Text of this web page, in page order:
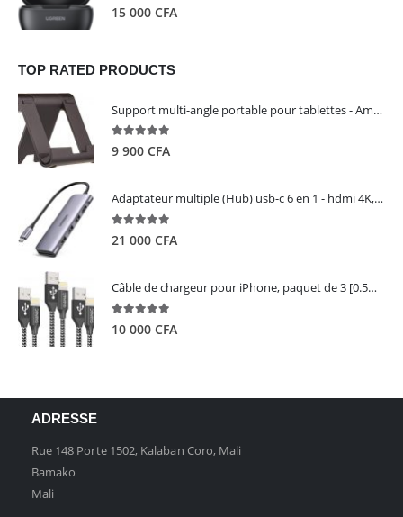
0 out of 5
15 000 CFA
TOP RATED PRODUCTS
Support multi-angle portable pour tablettes - Amazon Basics
5.00out of 5
9 900 CFA
Adaptateur multiple (Hub) usb-c 6 en 1 - hdmi 4K, 3 ports USB 3.0 et lecteur de carte sd tf - UGREEN
5.00out of 5
21 000 CFA
Câble de chargeur pour iPhone, paquet de 3 [0.5M 1M 2M] - GIANAC
10 000 CFA
ADRESSE
Rue 148 Porte 1502, Kalaban Coro, Mali
Bamako
Mali